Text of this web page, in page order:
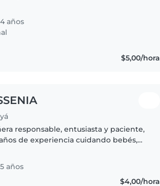
años
$5,00/hora
responsable, entusiasta y paciente,
de experiencia cuidando bebés,
años
$4,00/hora